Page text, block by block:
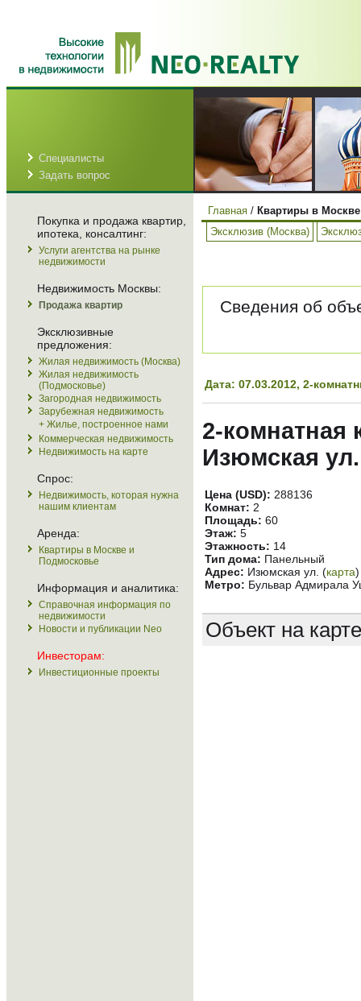
Специалисты
Задать вопрос
Покупка и продажа квартир,
ипотека, консалтинг:
Услуги агентства на рынке
недвижимости
Недвижимость Москвы:
Продажа квартир
Эксклюзивные
предложения:
Жилая недвижимость (Москва)
Жилая недвижимость
(Подмосковье)
Загородная недвижимость
Зарубежная недвижимость
+ Жилье, построенное нами
Коммерческая недвижимость
Недвижимость на карте
Спрос:
Недвижимость, которая нужна
нашим клиентам
Аренда:
Квартиры в Москве и
Подмосковье
Информация и аналитика:
Справочная информация по
недвижимости
Новости и публикации Neo
Инвесторам:
Инвестиционные проекты
Главная / Квартиры в
Эксклюзив (Москва)
Сведения об
Дата: 07.03.2012, 2-
2-комнатная
Изюмская ул.
Цена (USD): 288136
Комнат: 2
Площадь: 60
Этаж: 5
Этажность: 14
Тип дома: Панельный
Адрес: Изюмская ул. (карта)
Метро: Бульвар Адмирала
Объект на карте